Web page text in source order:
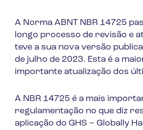
A Norma ABNT NBR 14725
longo processo de revisão e
teve a sua nova versão
de julho de 2023. Esta é a
importante atualização dos
A NBR 14725 é a mais
regulamentação no que diz
aplicação do GHS – Globally